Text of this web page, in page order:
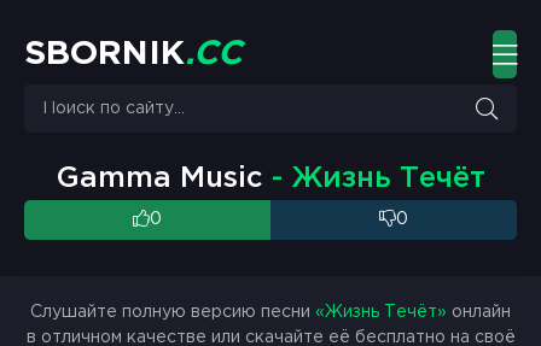
S BO R N K.CC
Gamma Music - Жизнь Течёт
0 0
Слушайте полную версию песни «Жизнь Течёт» онлайн
в отличном качестве или скачайте её бесплатно на своё